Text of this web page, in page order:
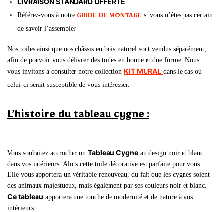
Référez-vous à notre GUIDE DE MONTAGE si vous n’êtes pas certain
de savoir l’assembler
Nos toiles ainsi que nos châssis en bois naturel sont vendus séparément,
afin de pouvoir vous délivrer des toiles en bonne et due forme. Nous
vous invitons à consulter notre collection KIT MURAL dans le cas où
celui-ci serait susceptible de vous intéresser.
L’histoire du tableau cygne :
Vous souhaitez accrocher un Tableau Cygne au design noir et blanc
dans vos intérieurs. Alors cette toile décorative est parfaite pour vous.
Elle vous apportera un véritable renouveau, du fait que les cygnes soient
des animaux majestueux, mais également par ses couleurs noir et blanc
Ce tableau apportera une touche de modernité et de nature à vos
intérieurs.